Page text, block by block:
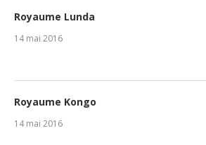
Royaume Lunda
14 mai 2016
Royaume Kongo
14 mai 2016